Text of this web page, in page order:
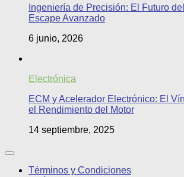
Ingeniería de Precisión: El Futuro
Escape Avanzado
6 junio, 2026
Electrónica
ECM y Acelerador Electrónico: El
el Rendimiento del Motor
14 septiembre, 2025
Términos y Condiciones